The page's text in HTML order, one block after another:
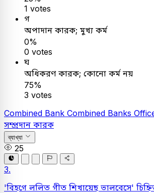
1 votes
গ
অপাদান কারক; মুখ্য কর্ম
0%
0 votes
ঘ
অধিকরণ কারক; কোনো কর্ম নয়
75%
3 votes
Combined Bank Combined Banks
সম্প্রদান কারক
ব্যাখ্যা
25
3.
'বিহগে ললিত গীত শিখায়েছ ভালবেসে'